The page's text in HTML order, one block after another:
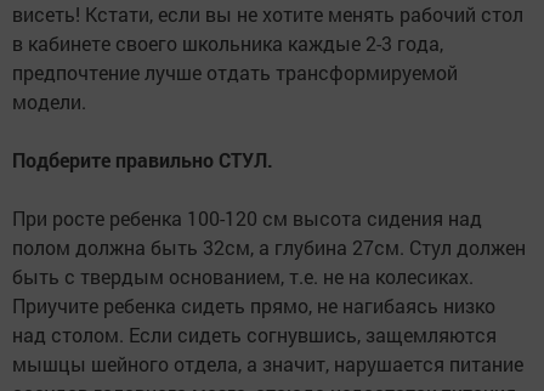
висеть! Кстати, если вы не хотите менять рабочий стол
в кабинете своего школьника каждые 2-3 года,
предпочтение лучше отдать трансформируемой
модели.
Подберите правильно СТУЛ.
При росте ребенка 100-120 см высота сидения над
полом должна быть 32см, а глубина 27см. Стул должен
быть с твердым основанием, т.е. не на колесиках.
Приучите ребенка сидеть прямо, не нагибаясь низко
над столом. Если сидеть согнувшись, защемляются
мышцы шейного отдела, а значит, нарушается питание